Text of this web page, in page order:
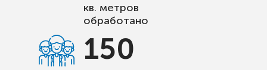
кв. метров
обработано
150